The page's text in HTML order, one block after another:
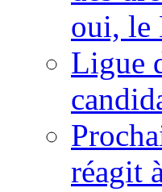
oui, le
Ligue
réagit